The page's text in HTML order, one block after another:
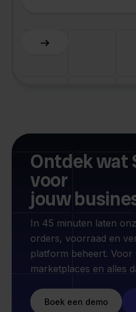
Slide 3 of 6.
Ontdek wat
voor
jouw
In 45 minuten laten
orders, voorraad en
platform beheert. Voor
marketplaces en alles
Boek een demo